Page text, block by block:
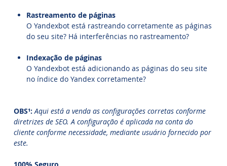
Rastreamento de páginas
O Yandexbot está rastreando corretamente as páginas
do seu site? Há interferências no rastreamento?
Indexação de páginas
O Yandexbot está adicionando as páginas do seu site
no índice do Yandex corretamente?
OBS¹: Aqui está a venda as configurações corretas conforme
diretrizes de SEO. A configuração é aplicada na conta do
cliente conforme necessidade, mediante usuário fornecido por
este.